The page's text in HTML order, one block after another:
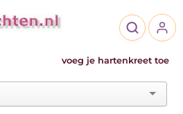
voeg je hartenkreet toe